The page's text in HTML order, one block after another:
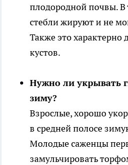
плодородной почвы. В
стебли жируют и не
Также это
кустов.
Нужно ли укрывать
зиму?
Взрослые, хорошо
в средней полосе
Молодые саженцы
замульчировать